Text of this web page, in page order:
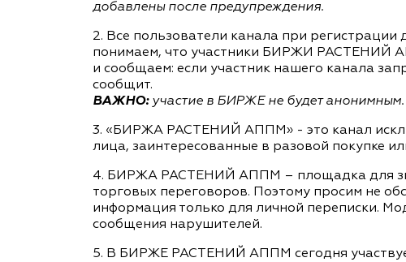
добавлены после предупреждения.
2. Все пользователи канала при
понимаем, что участники БИРЖИ РАСТЕНИЙ
и сообщаем: если участник нашего канала
сообщит.
ВАЖНО:участие в БИРЖЕ не будет анонимным.
3. «БИРЖА РАСТЕНИЙ АППМ» - это канал
лица, заинтересованные в разовой покупке
4. БИРЖА РАСТЕНИЙ АППМ – площадка для
торговых переговоров. Поэтому просим не
информация только для личной переписки.
сообщения нарушителей.
5. В БИРЖЕ РАСТЕНИЙ АППМ сегодня